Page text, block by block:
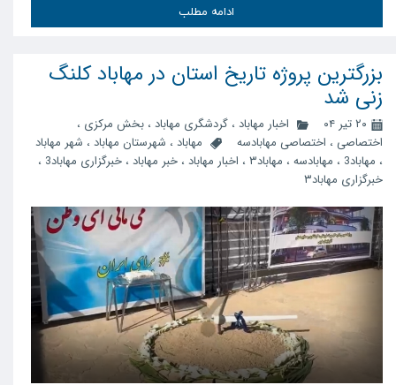
ادامه مطلب
بزرگترین پروژه تاریخ استان در مهاباد کلنگ
زنی شد
۲۰ تیر ۰۴ اخبار مهاباد ، گردشگری مهاباد ، بخش مرکزی ،
اختصاصی ، اختصاصی مهابادسه مهاباد ، شهرستان مهاباد ، شهر مهاباد
، مهاباد3 ، مهابادسه ، مهاباد۳ ، اخبار مهاباد ، خبر مهاباد ، خبرگزاری مهاباد3 ،
خبرگزاری مهاباد۳